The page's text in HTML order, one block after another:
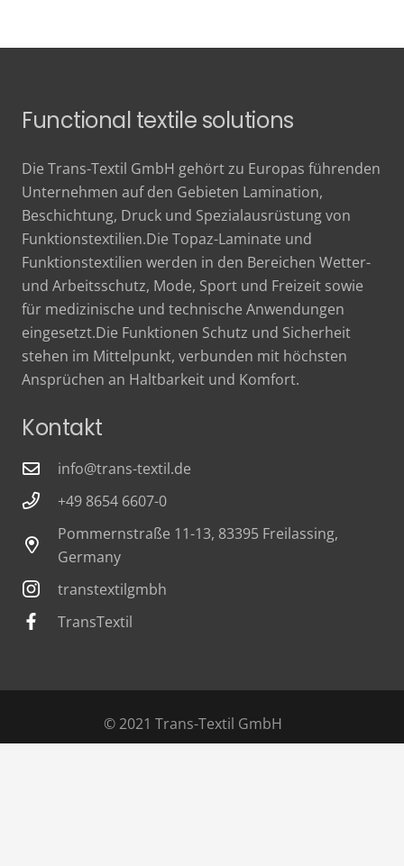
Functional textile solutions
Die Trans-Textil GmbH gehört zu Europas führenden
Unternehmen auf den Gebieten Lamination,
Beschichtung, Druck und Spezialausrüstung von
Funktionstextilien.Die Topaz-Laminate und
Funktionstextilien werden in den Bereichen Wetter-
und Arbeitsschutz, Mode, Sport und Freizeit sowie
für medizinische und technische Anwendungen
eingesetzt.Die Funktionen Schutz und Sicherheit
stehen im Mittelpunkt, verbunden mit höchsten
Ansprüchen an Haltbarkeit und Komfort.
Kontakt
info@trans-textil.de
+49 8654 6607-0
Pommernstraße 11-13, 83395 Freilassing,
Germany
transtextilgmbh
TransTextil
© 2021 Trans-Textil GmbH